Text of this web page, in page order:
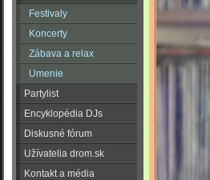
Festivaly
Koncerty
Zábava a relax
Umenie
Partylist
Encyklopédia DJs
Diskusné fórum
Užívatelia drom.sk
Kontakt a média